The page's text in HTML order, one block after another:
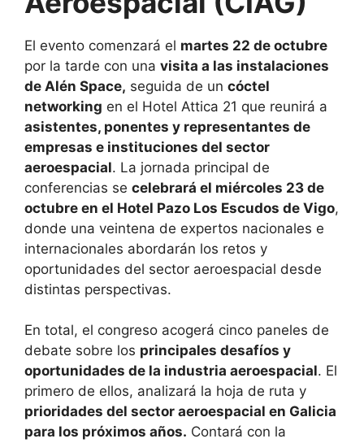
El evento comenzará el martes 22 de octubre
por la tarde con una visita a las instalaciones
de Alén Space, seguida de un cóctel
networking en el Hotel Attica 21 que reunirá a
asistentes, ponentes y representantes de
empresas e instituciones del sector
aeroespacial. La jornada principal de
conferencias se celebrará el miércoles 23 de
octubre en el Hotel Pazo Los Escudos de Vigo,
donde una veintena de expertos nacionales e
internacionales abordarán los retos y
oportunidades del sector aeroespacial desde
distintas perspectivas.
En total, el congreso acogerá cinco paneles de
debate sobre los principales desafíos y
oportunidades de la industria aeroespacial. El
primero de ellos, analizará la hoja de ruta y
prioridades del sector aeroespacial en Galicia
para los próximos años. Contará con la